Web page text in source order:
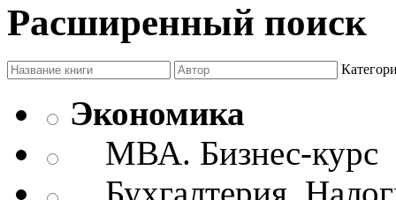
Расширенный поиск
Экономика
МВА. Бизнес-курс